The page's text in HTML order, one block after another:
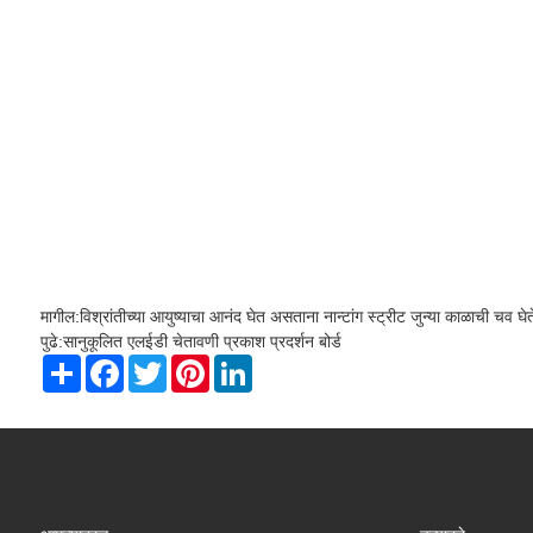
मागील:विश्रांतीच्या आयुष्याचा आनंद घेत असताना नान्टांग स्ट्रीट जुन्या काळाची चव
पुढे:सानुकूलित एलईडी चेतावणी प्रकाश प्रदर्शन बोर्ड
ShareFacebook
TwitterPinterestLinkedIn